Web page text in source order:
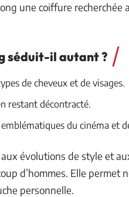
une coiffure recherchée
séduit-il autant ?
de cheveux et de visages.
restant décontracté.
du cinéma et
aux évolutions de style et
d’hommes. Elle permet
personnelle.